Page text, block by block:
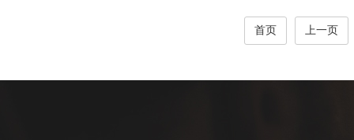
首页 上一页